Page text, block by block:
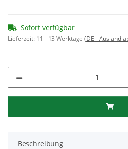
Sofort verfügbar
Lieferzeit: 11 - 13 Werktage (DE - Ausland
Beschreibung